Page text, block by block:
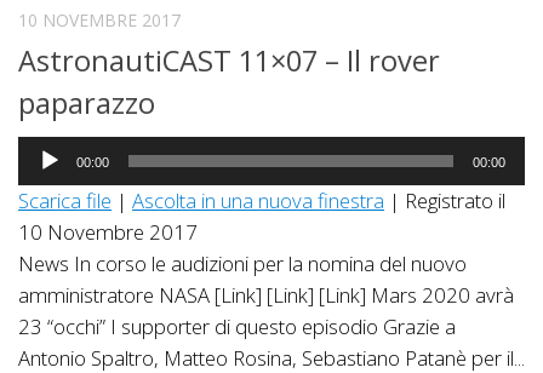
10 NOVEMBRE 2017
AstronautiCAST 11×07 – Il rover
paparazzo
Audio
Player
00:00 00:00
Scarica file | Ascolta in una nuova finestra | Registrato il
10 Novembre 2017
News In corso le audizioni per la nomina del nuovo
amministratore NASA [Link] [Link] [Link] Mars 2020 avrà
23 “occhi” I supporter di questo episodio Grazie a
Antonio Spaltro, Matteo Rosina, Sebastiano Patanè per il...